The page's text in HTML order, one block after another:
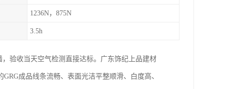
1236N，875N
3.5h
验收当天空气检测直接达标。广东饰纪上品建材
成品线条流畅、表面光洁平整顺滑、白度高、